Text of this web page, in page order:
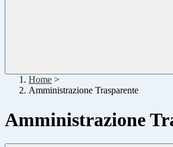
Home >
Amministrazione Trasparente
Amministrazione